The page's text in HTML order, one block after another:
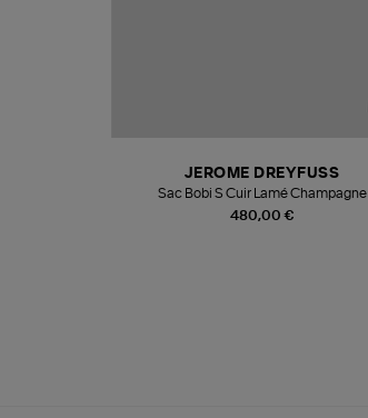
480,00 €
JEROME DREYFUSS
Sac Bobi S Cuir Lamé Champagne